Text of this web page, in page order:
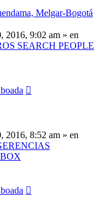
Melgar-Bogotá
2016, 9:02 am » en
SEARCH PEOPLE
2016, 8:52 am » en